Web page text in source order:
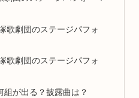
歌劇団のステージパフォ
歌劇団のステージパフォ
が出る？披露曲は？